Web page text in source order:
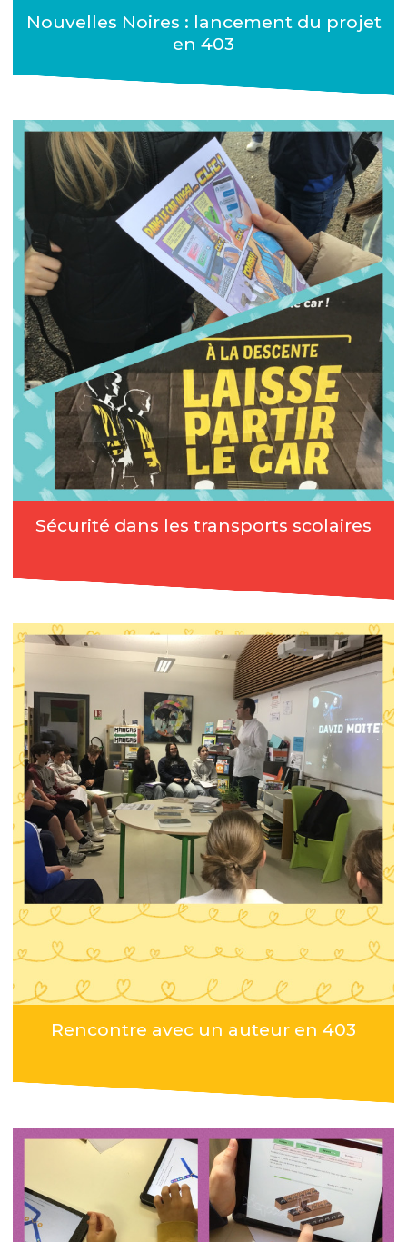
Nouvelles Noires : lancement du projet
en 403
Sécurité dans les transports scolaires
Rencontre avec un auteur en 403